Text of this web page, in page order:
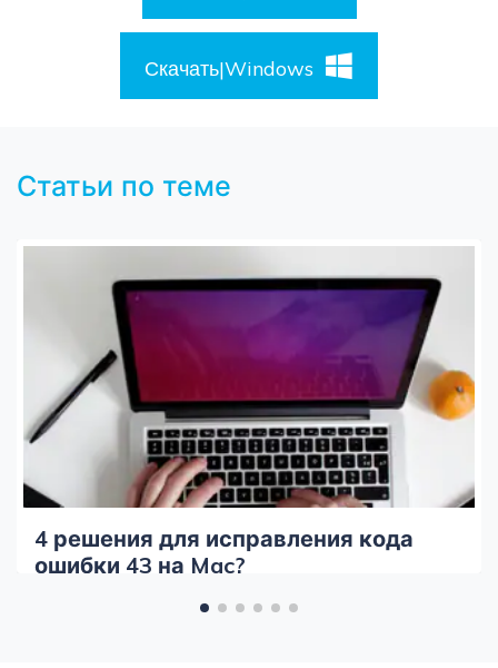
Скачать|Windows
Статьи по теме
4 решения для исправления кода
ошибки 43 на Mac?
Перенос данных смартфона, WhatsApp и файлы